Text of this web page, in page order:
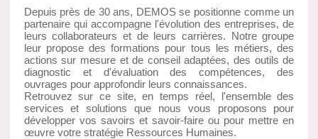
Depuis près de 30 ans, DEMOS se positionne comme un
partenaire qui accompagne l'évolution des entreprises, de
leurs collaborateurs et de leurs carrières. Notre groupe
leur propose des formations pour tous les métiers, des
actions sur mesure et de conseil adaptées, des outils de
diagnostic et d'évaluation des compétences, des
ouvrages pour approfondir leurs connaissances.
Retrouvez sur ce site, en temps réel, l'ensemble des
services et solutions que nous vous proposons pour
développer vos savoirs et savoir-faire ou pour mettre en
œuvre votre stratégie Ressources Humaines.